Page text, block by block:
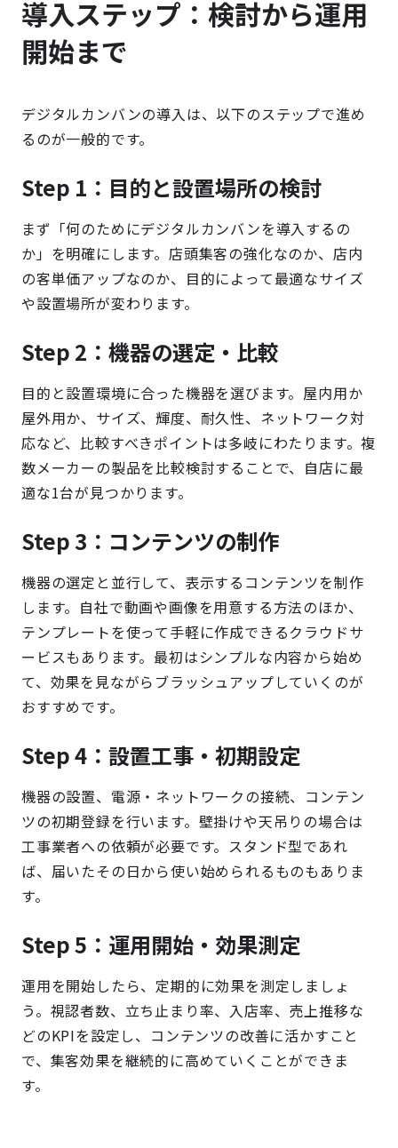
導入ステップ：検討から運用
開始まで
デジタルカンバンの導入は、以下のステップで進め
るのが一般的です。
Step 1：目的と設置場所の検討
まず「何のためにデジタルカンバンを導入するの
か」を明確にします。店頭集客の強化なのか、店内
の客単価アップなのか、目的によって最適なサイズ
や設置場所が変わります。
Step 2：機器の選定・比較
目的と設置環境に合った機器を選びます。屋内用か
屋外用か、サイズ、輝度、耐久性、ネットワーク対
応など、比較すべきポイントは多岐にわたります。複
数メーカーの製品を比較検討することで、自店に最
適な1台が見つかります。
Step 3：コンテンツの制作
機器の選定と並行して、表示するコンテンツを制作
します。自社で動画や画像を用意する方法のほか、
テンプレートを使って手軽に作成できるクラウドサ
ービスもあります。最初はシンプルな内容から始め
て、効果を見ながらブラッシュアップしていくのが
おすすめです。
Step 4：設置工事・初期設定
機器の設置、電源・ネットワークの接続、コンテン
ツの初期登録を行います。壁掛けや天吊りの場合は
工事業者への依頼が必要です。スタンド型であれ
ば、届いたその日から使い始められるものもありま
す。
Step 5：運用開始・効果測定
運用を開始したら、定期的に効果を測定しましょ
う。視認者数、立ち止まり率、入店率、売上推移な
どのKPIを設定し、コンテンツの改善に活かすこと
で、集客効果を継続的に高めていくことができま
す。